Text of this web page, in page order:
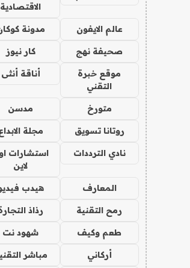
الاقتصادية
عالم الايفون مدونة
صحيفة نهج كار نيوز
موقع خبرة
التقني
أناقة أنثى
متورخ مدسن
روتانا تسويق مجلة
نادي الترددات
استشارات
لاين
المعارف هيدب
رمح التقنية رذاذ
طعم وكيف شهود نت
أركاني مباشر